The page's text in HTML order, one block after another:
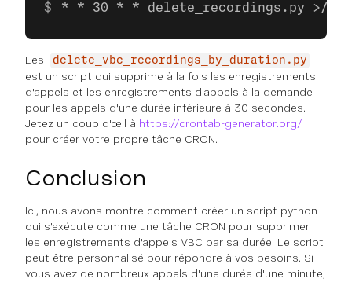
* * 30 * * delete_recordings.py >/
Les delete_vbc_recordings_by_duration.py
est un script qui supprime à la fois les enregistrements
d'appels et les enregistrements d'appels à la demande
pour les appels d'une durée inférieure à 30 secondes.
Jetez un coup d'œil à https://crontab-generator.org/
pour créer votre propre tâche CRON.
Conclusion
Ici, nous avons montré comment créer un script python
qui s'exécute comme une tâche CRON pour supprimer
les enregistrements d'appels VBC par sa durée. Le script
peut être personnalisé pour répondre à vos besoins. Si
vous avez de nombreux appels d'une durée d'une minute,